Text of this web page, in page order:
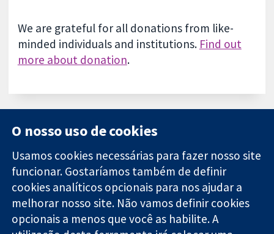
We are grateful for all donations from like-
minded individuals and institutions. Find out
more about donation.
Evidências
confiáveis.
Decisões
11-13 Cavendish
Square
Londres
W1G 0AN
Reino Unido
Contato
Notícias
Assessoria de
imprensa
Sobre nós
O nosso uso de cookies
Usamos cookies necessárias para fazer nosso site
funcionar. Gostaríamos também de definir
cookies analíticos opcionais para nos ajudar a
melhorar nosso site. Não vamos definir cookies
opcionais a menos que você as habilite. A